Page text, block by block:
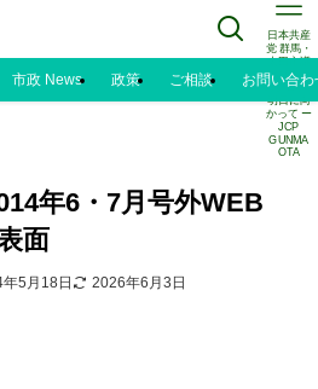
日本共産
党 群馬・
太田市議
水野正己
のブログ |
明日に向
かって ー
JCP
GUNMA
OTA
市政 News 政策 ご相談 お問い合わ
年6・7月号外WEB
面
5月18日 2026年6月3日